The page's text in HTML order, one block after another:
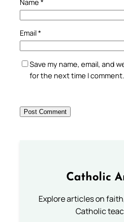
Name *
Email*
Save my name, email, and
for the next time I comment.
Catholic
Explore articles on
Catholic